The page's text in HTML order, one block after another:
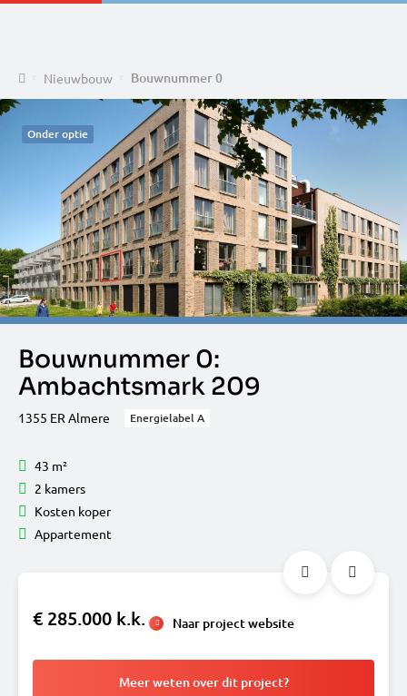
HomeNieuwbouw Bouwnummer 0
Onder optie
Bouwnummer 0:
Ambachtsmark 209
1355 ER Almere Energielabel A
43 m²
2 kamers
Kosten koper
Appartement
€ 285.000 k.k. Naar project website
Meer weten over dit project?